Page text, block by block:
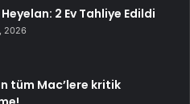
2 Ev Tahliye Edildi
2026
tüm Mac’lere kritik